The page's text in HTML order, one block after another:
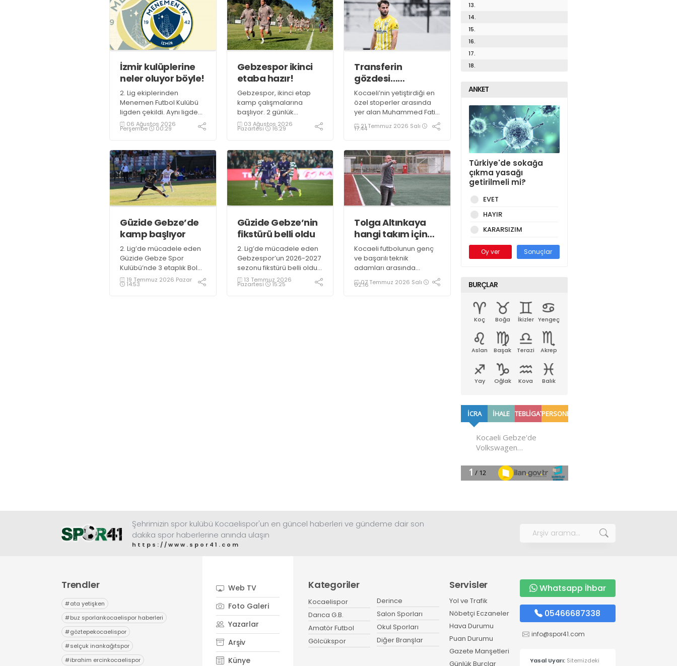
İzmir kulüplerine
neler oluyor böyle!
2. Lig ekiplerinden
Menemen Futbol Kulübü
ligden çekildi. Aynı ligden
daha önce de yine İzmir
kulübü Altınordu çekilmiş
düşürmüştü.
06 Ağustos 2026
Perşembe 00:29
Gebzespor ikinci
etaba hazır!
Gebzespor, ikinci etap
kamp çalışmalarına
başlıyor. 2 günlük
dinlenmenin ardından
bugün yeniden aynı
mor beyazlılar, 15
Ağustos’a kadar
hazırlıklarını aralıksız
sürdürecek.
03 Ağustos 2026
Pazartesi 16:29
Transferin
gözdesi…
Muhammed Fatih
Yıldırım!
Kocaeli’nin yetiştirdiği en
özel stoperler arasında
yer alan Muhammed Fatih
Yıldırım için 2 ve 3. Lig
takımları sıraya girdi.
21 Temmuz 2026 Salı
17:44
Güzide Gebze’de
kamp başlıyor
2. Lig’de mücadele eden
Güzide Gebze Spor
Kulübü’nde 3 etaplık Bolu
kampı başlıyor.
19 Temmuz 2026 Pazar
14:53
Güzide Gebze’nin
fikstürü belli oldu
2. Lig’de mücadele eden
Gebzespor’un 2026-2027
sezonu fikstürü belli oldu.
Beyaz Grup’ta mücadele
edecek olan Menekşe, 6
13 Temmuz 2026
Pazartesi 15:25
Tolga Altınkaya
hangi takım için
karar verecek?
Kocaeli futbolunun genç
ve başarılı teknik
adamları arasında
gösterilen Tolga
Altınkaya, yeni sezon
07 Temmuz 2026 Salı
02:16
13.
14.
15.
16.
17.
18.
ANKET
Türkiye'de sokağa
çıkma yasağı
getirilmeli mi?
EVET
HAYIR
KARARSIZIM
Oy ver Sonuçlar
BURÇLAR
Koç Boğa İkizler Yengeç
Aslan Başak Terazi Akrep
Yay Oğlak Kova Balık
Şehrimizin spor kulübü Kocaelispor'un en güncel haberleri ve gündeme dair son
dakika spor haberlerine anında ulaşın
https://www.spor41.com
Trendler
#ata yetişken
#buz sporlarıkocaelispor haberleri
#göztepekocaelispor
#selçuk inankağıtspor
#ibrahim ercinkocaelispor
Web TV
Foto Galeri
Yazarlar
Arşiv
Künye
Kategoriler
Kocaelispor
Darıca G.B.
Amatör Futbol
Gölcükspor
Derince
Salon Sporları
Okul Sporları
Diğer Branşlar
Servisler
Yol ve Trafik
Nöbetçi Eczaneler
Hava Durumu
Puan Durumu
Gazete Manşetleri
Günlük Burçlar
Whatsapp İhbar
05466687338
info@spor41.com
Yasal Uyarı: Sitemizdeki